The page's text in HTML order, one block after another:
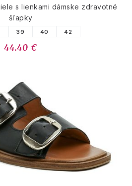
s lienkami dámske zdravotné
šľapky
39 40 42
44.40 €